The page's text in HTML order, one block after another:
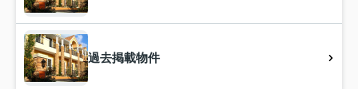
過去掲載物件